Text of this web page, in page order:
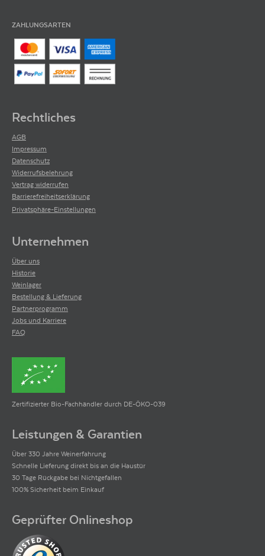
ZAHLUNGSARTEN
Rechtliches
AGB
Impressum
Datenschutz
Widerrufsbelehrung
Vertrag widerrufen
Barrierefreiheitserklärung
Privatsphäre-Einstellungen
Unternehmen
Über uns
Historie
Weinlager
Bestellung & Lieferung
Partnerprogramm
Jobs und Karriere
FAQ
Zertifizierter Bio-Fachhändler durch DE-ÖKO-039
Leistungen & Garantien
Über 330 Jahre Weinerfahrung
Schnelle Lieferung direkt bis an die Haustür
30 Tage Rückgabe bei Nichtgefallen
100% Sicherheit beim Einkauf
Geprüfter Onlineshop